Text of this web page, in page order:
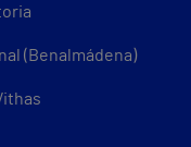
(Benalmádena)